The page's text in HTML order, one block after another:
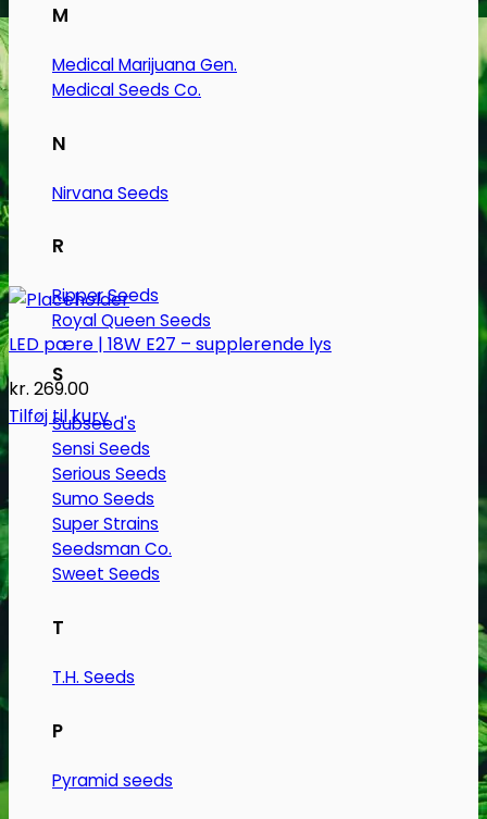
M
Medical Marijuana Gen.
Medical Seeds Co.
N
Nirvana Seeds
R
Ripper Seeds
Royal Queen Seeds
S
Subseed's
Sensi Seeds
Serious Seeds
Sumo Seeds
Super Strains
Seedsman Co.
Sweet Seeds
T
T.H. Seeds
P
Pyramid seeds
LED pære | 18W E27 – supplerende lys
kr. 269.00
Tilføj til kurv